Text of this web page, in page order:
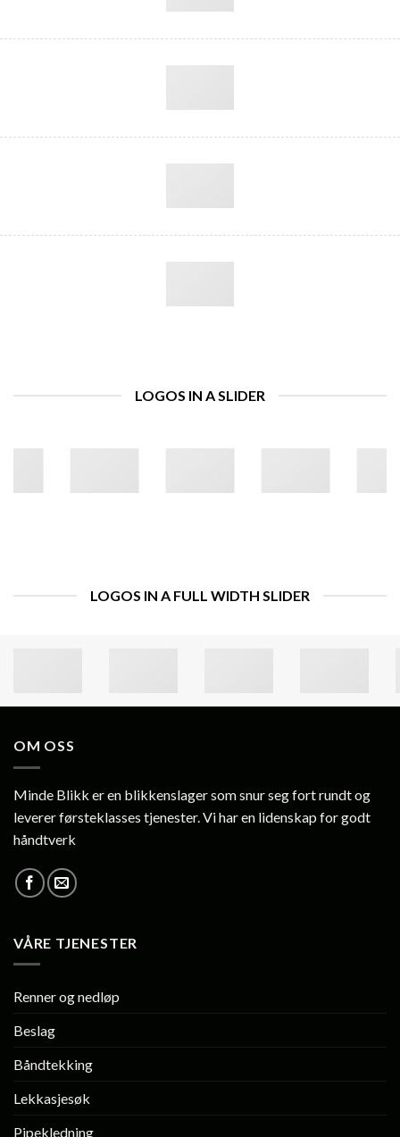
LOGOS IN A SLIDER
LOGOS IN A FULL WIDTH SLIDER
OM OSS
Minde Blikk er en blikkenslager som snur seg fort rundt og
leverer førsteklasses tjenester. Vi har en lidenskap for godt
håndtverk
VÅRE TJENESTER
Renner og nedløp
Beslag
Båndtekking
Lekkasjesøk
Pipekledning